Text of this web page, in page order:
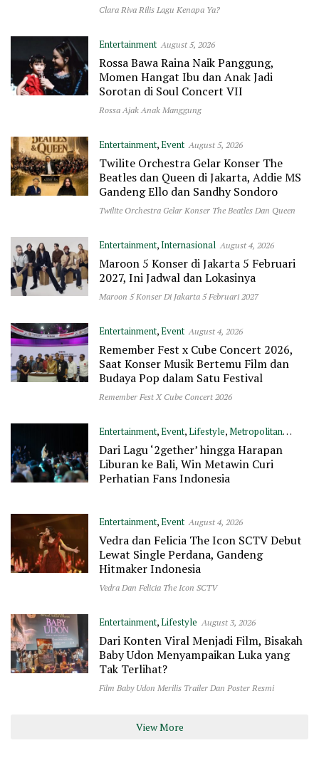
Clara Riva Rilis Lagu Kenapa Ya?
Entertainment August 5, 2026
Rossa Bawa Raina Naik Panggung,
Momen Hangat Ibu dan Anak Jadi
Sorotan di Soul Concert VII
Rossa Ajak Anak Manggung
Entertainment,Event August 5, 2026
Twilite Orchestra Gelar Konser The
Beatles dan Queen di Jakarta, Addie MS
Gandeng Ello dan Sandhy Sondoro
Twilite Orchestra Gelar Konser The Beatles Dan Queen
Entertainment,Internasional August 4, 2026
Maroon 5 Konser di Jakarta 5 Februari
2027, Ini Jadwal dan Lokasinya
Maroon 5 Konser Di Jakarta 5 Februari 2027
Entertainment,Event August 4, 2026
Remember Fest x Cube Concert 2026,
Saat Konser Musik Bertemu Film dan
Budaya Pop dalam Satu Festival
Remember Fest X Cube Concert 2026
Entertainment,Event,Lifestyle,Metropolitan
August 4, 2026
Dari Lagu ‘2gether’ hingga Harapan
Liburan ke Bali, Win Metawin Curi
Perhatian Fans Indonesia
Entertainment,Event August 4, 2026
Vedra dan Felicia The Icon SCTV Debut
Lewat Single Perdana, Gandeng
Hitmaker Indonesia
Vedra Dan Felicia The Icon SCTV
Entertainment,Lifestyle August 3, 2026
Dari Konten Viral Menjadi Film, Bisakah
Baby Udon Menyampaikan Luka yang
Tak Terlihat?
Film Baby Udon Merilis Trailer Dan Poster Resmi
View More